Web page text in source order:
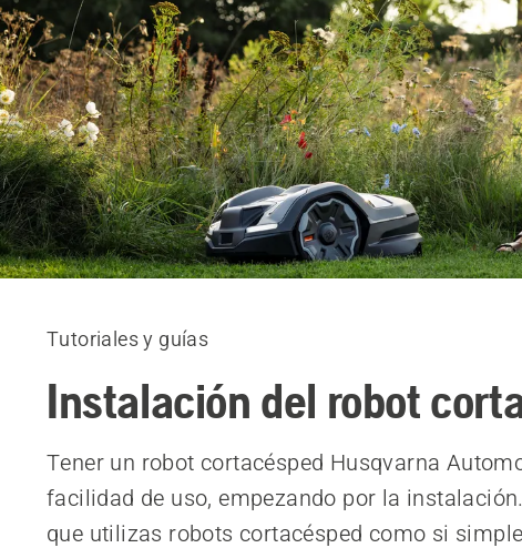
Tutoriales y guías
Instalación del robot
Tener un robot cortacésped Husqvarna
facilidad de uso, empezando por la
que utilizas robots cortacésped como si